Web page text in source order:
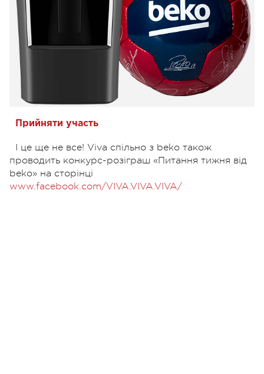
Прийняти участь
І це ще не все! Viva спільно з beko також
проводить конкурс-розіграш «Питання тижня від
beko» на сторінці
www.facebook.com/VIVA.VIVA.VIVA/